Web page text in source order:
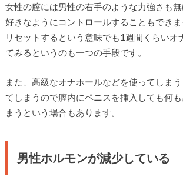
女性の膣には男性の右手のような力強さも
好きなようにコントロールすることもでき
リセットするという意味でも1週間くらいオ
てみるというのも一つの手段です。
また、高級なオナホールなどを使ってしま
てしまうので膣内にペニスを挿入しても何
まうという場合もあります。
男性ホルモンが減少している